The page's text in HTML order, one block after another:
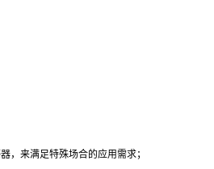
，来满足特殊场合的应用需求；